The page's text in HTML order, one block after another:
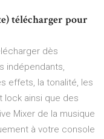
télécharger pour
dès
indépendants,
effets, la tonalité, les
lock ainsi que des
Mixer de la musique
à votre console